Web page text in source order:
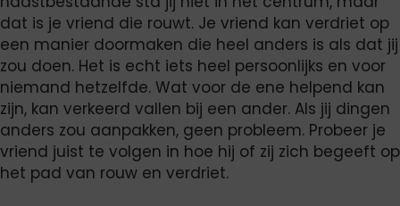
dat is je vriend die rouwt. Je vriend kan verdriet op
een manier doormaken die heel anders is als dat jij
zou doen. Het is echt iets heel persoonlijks en voor
niemand hetzelfde. Wat voor de ene helpend kan
zijn, kan verkeerd vallen bij een ander. Als jij dingen
anders zou aanpakken, geen probleem. Probeer je
vriend juist te volgen in hoe hij of zij zich begeeft op
het pad van rouw en verdriet.